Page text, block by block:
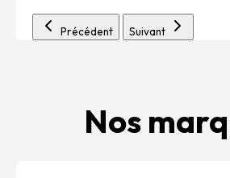
Précédent Suivant
Nos